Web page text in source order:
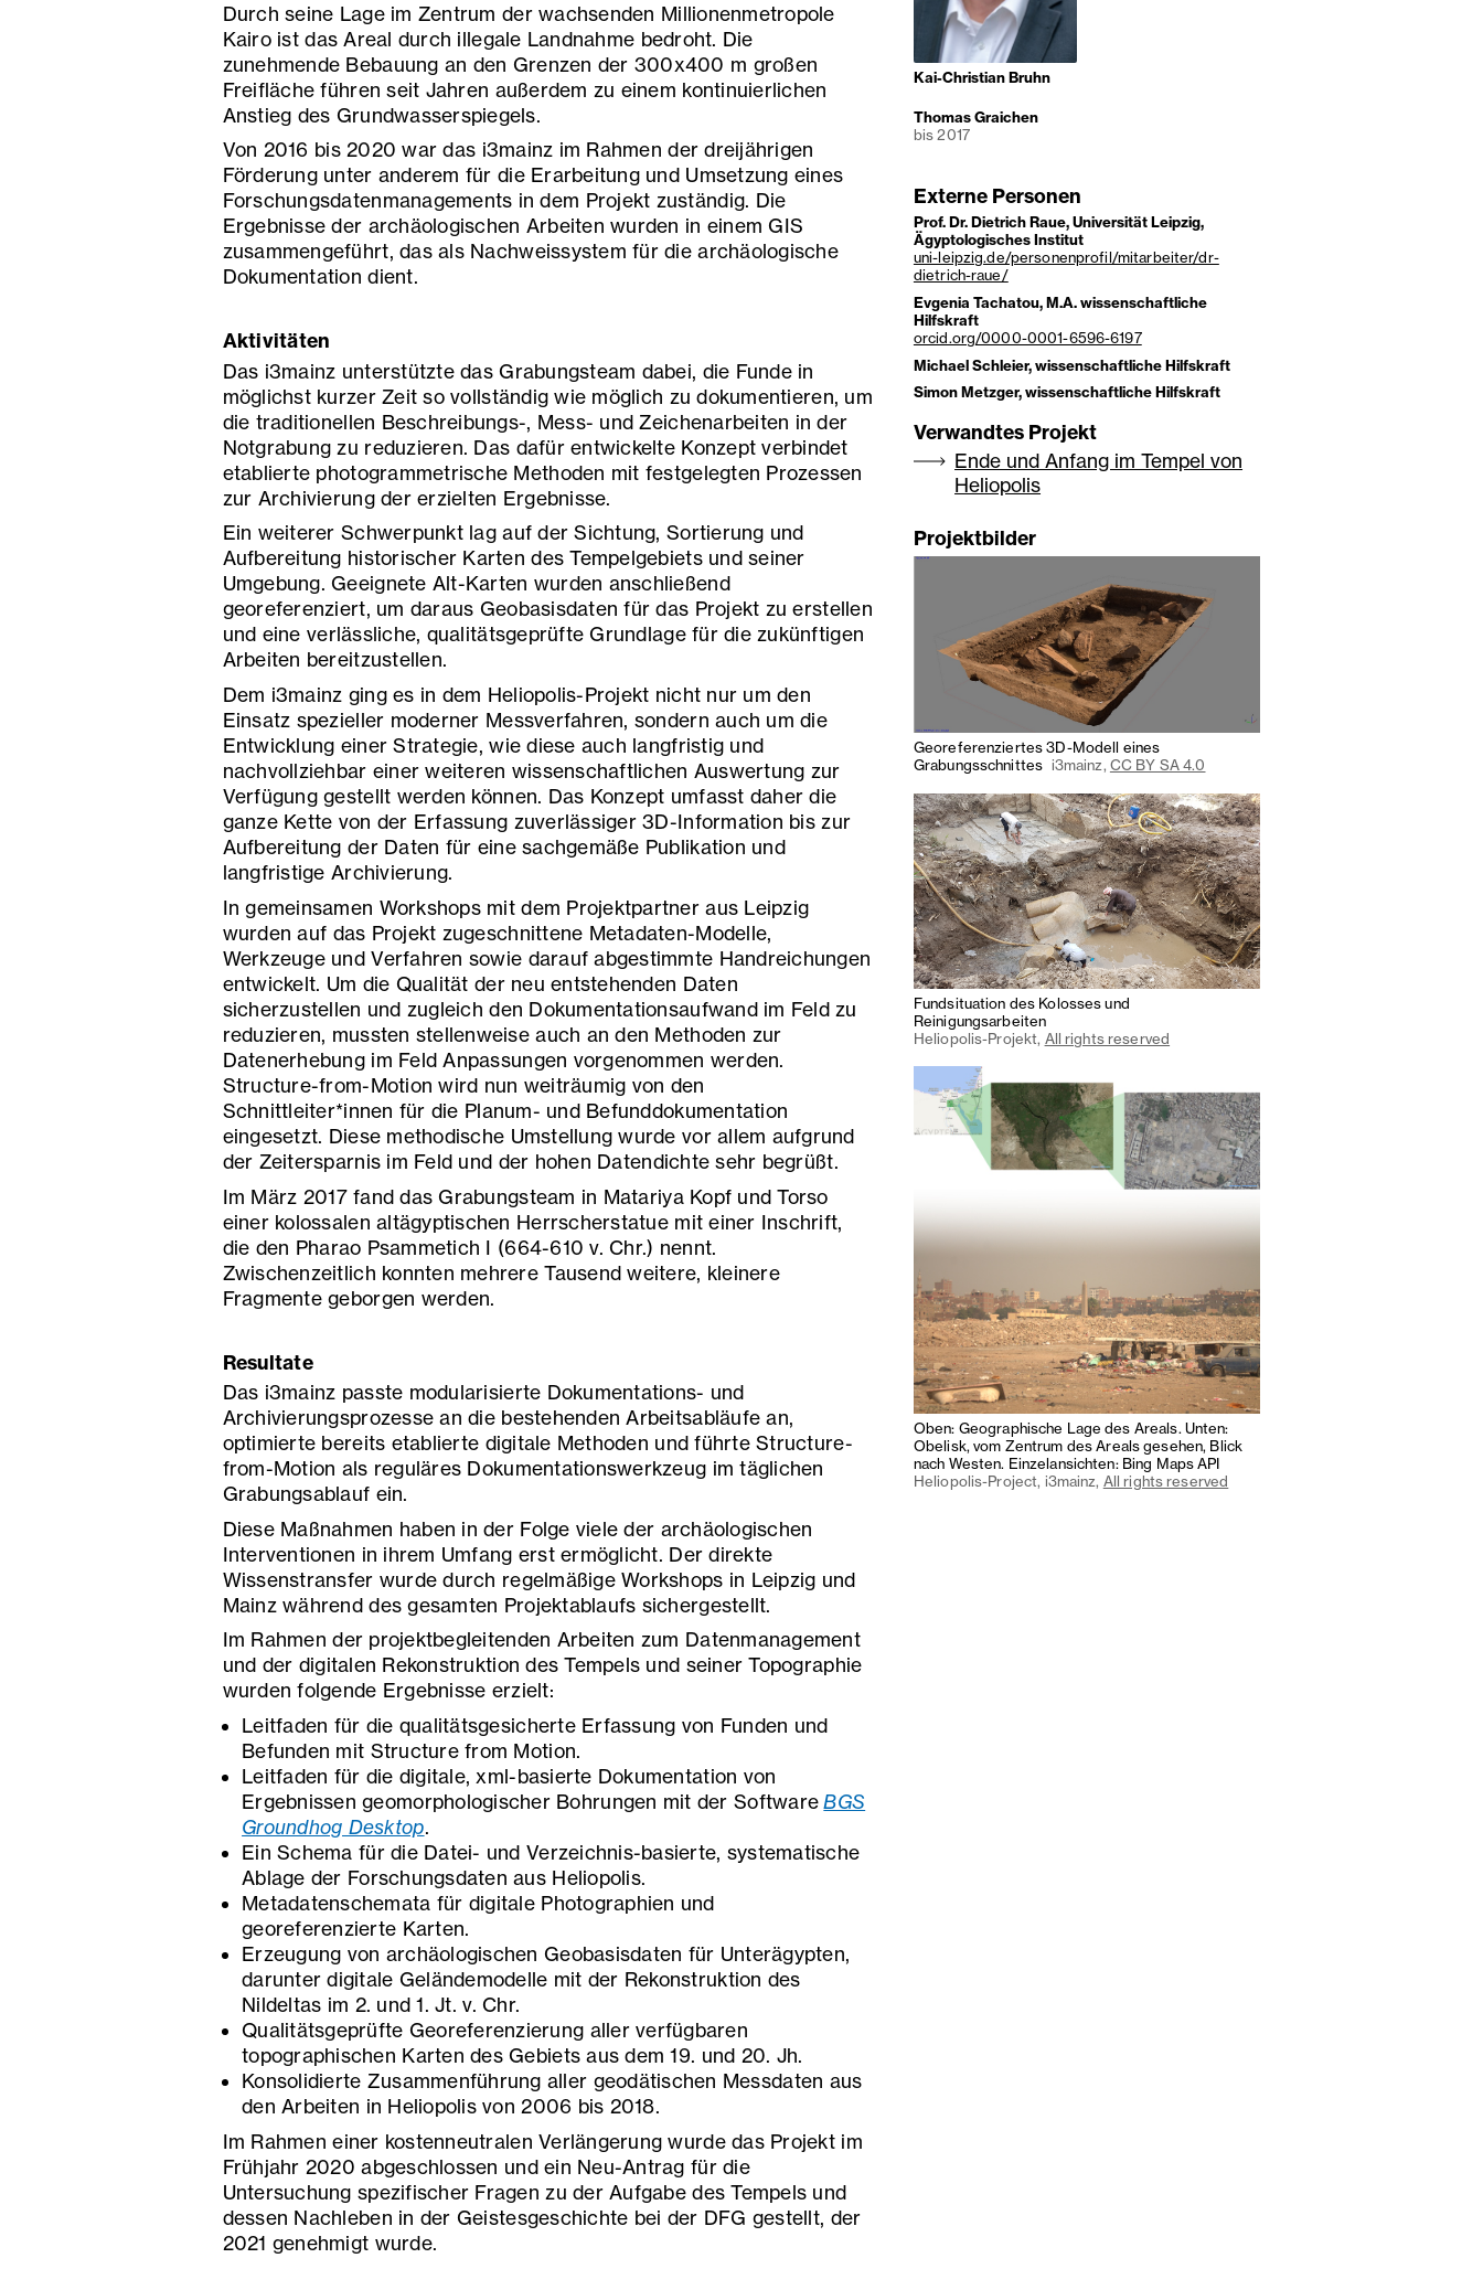
Durch seine Lage im Zentrum der wachsenden Millionenmetropole
Kairo ist das Areal durch illegale Landnahme bedroht. Die
zunehmende Bebauung an den Grenzen der 300x400 m großen
Freifläche führen seit Jahren außerdem zu einem kontinuierlichen
Anstieg des Grundwasserspiegels.
Von 2016 bis 2020 war das i3mainz im Rahmen der dreijährigen
Förderung unter anderem für die Erarbeitung und Umsetzung eines
Forschungsdatenmanagements in dem Projekt zuständig. Die
Ergebnisse der archäologischen Arbeiten wurden in einem GIS
zusammengeführt, das als Nachweissystem für die archäologische
Dokumentation dient.
Aktivitäten
Das i3mainz unterstützte das Grabungsteam dabei, die Funde in
möglichst kurzer Zeit so vollständig wie möglich zu dokumentieren, um
die traditionellen Beschreibungs-, Mess- und Zeichenarbeiten in der
Notgrabung zu reduzieren. Das dafür entwickelte Konzept verbindet
etablierte photogrammetrische Methoden mit festgelegten Prozessen
zur Archivierung der erzielten Ergebnisse.
Ein weiterer Schwerpunkt lag auf der Sichtung, Sortierung und
Aufbereitung historischer Karten des Tempelgebiets und seiner
Umgebung. Geeignete Alt-Karten wurden anschließend
georeferenziert, um daraus Geobasisdaten für das Projekt zu erstellen
und eine verlässliche, qualitätsgeprüfte Grundlage für die zukünftigen
Arbeiten bereitzustellen.
Dem i3mainz ging es in dem Heliopolis-Projekt nicht nur um den
Einsatz spezieller moderner Messverfahren, sondern auch um die
Entwicklung einer Strategie, wie diese auch langfristig und
nachvollziehbar einer weiteren wissenschaftlichen Auswertung zur
Verfügung gestellt werden können. Das Konzept umfasst daher die
ganze Kette von der Erfassung zuverlässiger 3D-Information bis zur
Aufbereitung der Daten für eine sachgemäße Publikation und
langfristige Archivierung.
In gemeinsamen Workshops mit dem Projektpartner aus Leipzig
wurden auf das Projekt zugeschnittene Metadaten-Modelle,
Werkzeuge und Verfahren sowie darauf abgestimmte Handreichungen
entwickelt. Um die Qualität der neu entstehenden Daten
sicherzustellen und zugleich den Dokumentationsaufwand im Feld zu
reduzieren, mussten stellenweise auch an den Methoden zur
Datenerhebung im Feld Anpassungen vorgenommen werden.
Structure-from-Motion wird nun weiträumig von den
Schnittleiter*innen für die Planum- und Befunddokumentation
eingesetzt. Diese methodische Umstellung wurde vor allem aufgrund
der Zeitersparnis im Feld und der hohen Datendichte sehr begrüßt.
Im März 2017 fand das Grabungsteam in Matariya Kopf und Torso
einer kolossalen altägyptischen Herrscherstatue mit einer Inschrift,
die den Pharao Psammetich I (664-610 v. Chr.) nennt.
Zwischenzeitlich konnten mehrere Tausend weitere, kleinere
Fragmente geborgen werden.
Resultate
Das i3mainz passte modularisierte Dokumentations- und
Archivierungsprozesse an die bestehenden Arbeitsabläufe an,
optimierte bereits etablierte digitale Methoden und führte Structure-
from-Motion als reguläres Dokumentationswerkzeug im täglichen
Grabungsablauf ein.
Diese Maßnahmen haben in der Folge viele der archäologischen
Interventionen in ihrem Umfang erst ermöglicht. Der direkte
Wissenstransfer wurde durch regelmäßige Workshops in Leipzig und
Mainz während des gesamten Projektablaufs sichergestellt.
Im Rahmen der projektbegleitenden Arbeiten zum Datenmanagement
und der digitalen Rekonstruktion des Tempels und seiner Topographie
wurden folgende Ergebnisse erzielt:
Leitfaden für die qualitätsgesicherte Erfassung von Funden und
Befunden mit Structure from Motion.
Leitfaden für die digitale, xml-basierte Dokumentation von
Ergebnissen geomorphologischer Bohrungen mit der SoftwareBGS
Groundhog Desktop.
Ein Schema für die Datei- und Verzeichnis-basierte, systematische
Ablage der Forschungsdaten aus Heliopolis.
Metadatenschemata für digitale Photographien und
georeferenzierte Karten.
Erzeugung von archäologischen Geobasisdaten für Unterägypten,
darunter digitale Geländemodelle mit der Rekonstruktion des
Nildeltas im 2. und 1. Jt. v. Chr.
Qualitätsgeprüfte Georeferenzierung aller verfügbaren
topographischen Karten des Gebiets aus dem 19. und 20. Jh.
Konsolidierte Zusammenführung aller geodätischen Messdaten aus
den Arbeiten in Heliopolis von 2006 bis 2018.
Im Rahmen einer kostenneutralen Verlängerung wurde das Projekt im
Frühjahr 2020 abgeschlossen und ein Neu-Antrag für die
Untersuchung spezifischer Fragen zu der Aufgabe des Tempels und
dessen Nachleben in der Geistesgeschichte bei der DFG gestellt, der
2021 genehmigt wurde.
Kai-Christian Bruhn
Thomas Graichen
bis 2017
Externe Personen
Prof. Dr. Dietrich Raue, Universität Leipzig,
Ägyptologisches Institut
uni-leipzig.de/personenprofil/mitarbeiter/dr-
dietrich-raue/
Evgenia Tachatou, M.A. wissenschaftliche
Hilfskraft
orcid.org/0000-0001-6596-6197
Michael Schleier, wissenschaftliche Hilfskraft
Simon Metzger, wissenschaftliche Hilfskraft
Verwandtes Projekt
Ende und Anfang im Tempel von
Heliopolis
Projektbilder
Georeferenziertes 3D-Modell eines
Grabungsschnittes i3mainz, CC BY SA 4.0
Fundsituation des Kolosses und
Reinigungsarbeiten
Heliopolis-Projekt, All rights reserved
Oben: Geographische Lage des Areals. Unten:
Obelisk, vom Zentrum des Areals gesehen, Blick
nach Westen. Einzelansichten: Bing Maps API
Heliopolis-Project, i3mainz, All rights reserved